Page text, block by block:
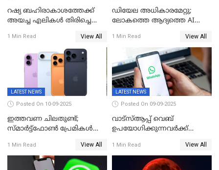
റഷ്യ ബഹിരാകാശത്തേക്ക്‌
അയച്ച എലികൾ തിരിച്ചെത്തി;
ജീവനോടെ എത്തിയവ 75
1 Min Read View All
ഡിയേല അധികാരമേറ്റു;
ലോകത്തെ ആദ്യത്തെ AI
വേണ്ട, കൈക്കൂലി വാങ്ങില്ല;
'ആരും കൊതിച്ചുപോകും
ഇങ്ങനെയൊരു ക്യാബിനറ്റ്
മന്ത്രിയെ
1 Min Read View All
LATEST NEWS
Posted On 10-09-2025
ഇത്തവണ ചിലതുണ്ട്;
സ്മാർട്ട്ഫോൺ പ്രേമികൾക്ക്
പക്ഷേ വിലയോ..; ഐഫോൺ
17 സീരീസ് ഫോണുകള്‍
അവതരിപ്പിച്ചു
1 Min Read View All
LATEST NEWS
Posted On 09-09-2025
വാട്‌സ്ആപ്പ് വെബ്
ഉപയോഗിക്കുന്നവർക്ക്
ചാറ്റിൽ പണികിട്ടി
ഉപഭോക്താക്കൾ
1 Min Read View All